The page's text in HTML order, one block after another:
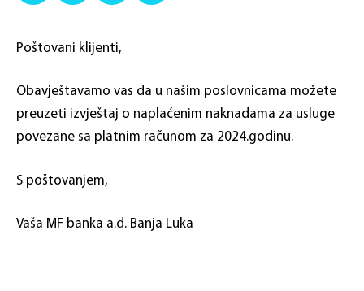
Poštovani klijenti,
Obavještavamo vas da u našim poslovnicama možete
preuzeti izvještaj o naplaćenim naknadama za usluge
povezane sa platnim računom za 2024.godinu.
S poštovanjem,
Vaša MF banka a.d. Banja Luka